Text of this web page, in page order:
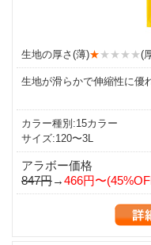
生地の厚さ(薄)★★★★★(
生地が滑らかで伸縮性に優
カラー種別:15カラー
サイズ:120〜3L
アラボー価格
847円→466円〜